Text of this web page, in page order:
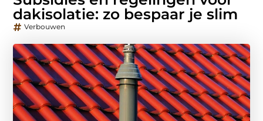
dakisolatie: zo bespaar je slim
Verbouwen